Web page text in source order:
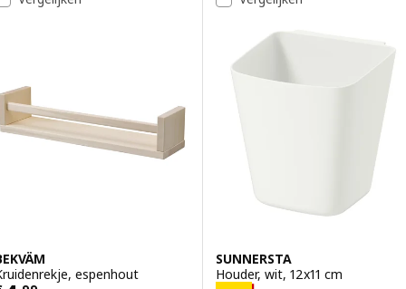
espenhout
SUNNERSTA
Houder, wit, 12x11 cm